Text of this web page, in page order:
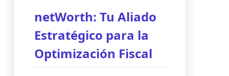
netWorth: Tu Aliado
Estratégico para la
Optimización Fiscal